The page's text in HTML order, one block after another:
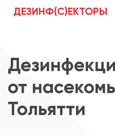
ДЕЗИНФ(С)ЕКТОРЫ
от
Тольятти